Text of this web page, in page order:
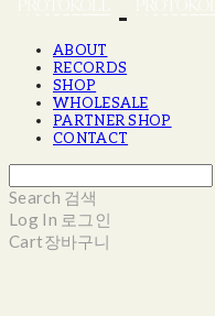
ABOUT
RECORDS
SHOP
WHOLESALE
PARTNER SHOP
CONTACT
Search 검색
Log In 로그인
Cart장바구니